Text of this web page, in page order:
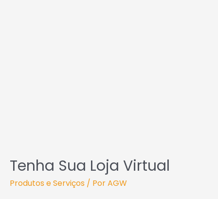
Tenha Sua Loja Virtual
Produtos e Serviços / PorAGW